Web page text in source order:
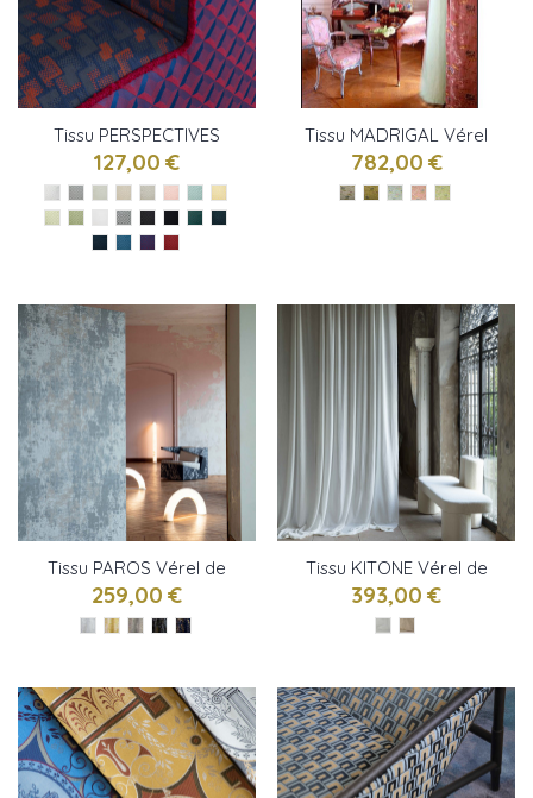
Tissu PERSPECTIVES
Vérel de Belval
127,00 €
Tissu MADRIGAL Vérel
de Belval
782,00 €
Tissu PAROS Vérel de
Belval
259,00 €
Tissu KITONE Vérel de
Belval
393,00 €